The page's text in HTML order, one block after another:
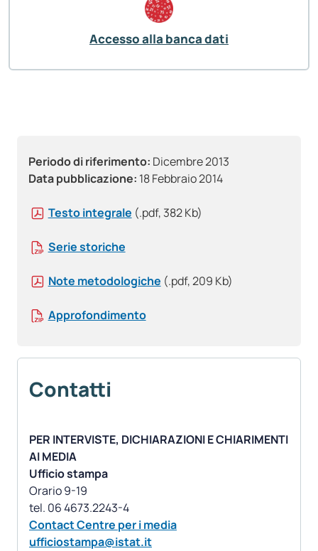
Periodo di riferimento: Dicembre 2013
Data pubblicazione: 18 Febbraio 2014
Testo integrale (.pdf, 382 Kb)
Serie storiche
Note metodologiche (.pdf, 209 Kb)
Approfondimento
Contatti
PER INTERVISTE, DICHIARAZIONI E CHIARIMENTI
AI MEDIA
Ufficio stampa
Orario 9-19
Contact Centre per i media
ufficiostampa@istat.it
Accesso alla banca dati